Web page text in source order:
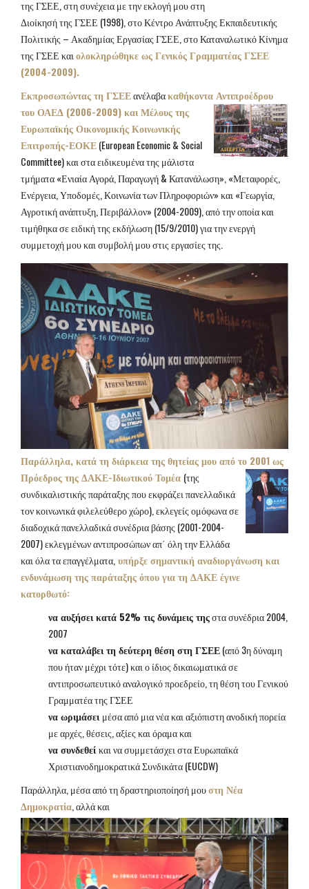
της ΓΣΕΕ, στη συνέχεια με την εκλογή μου στη
Διοίκησή της ΓΣΕΕ (1998), στο Κέντρο Ανάπτυξης Εκπαιδευτικής
Πολιτικής – Ακαδημίας Εργασίας ΓΣΕΕ, στο Καταναλωτικό Κίνημα
της ΓΣΕΕ καιολοκληρώθηκε ως Γενικός Γραμματέας ΓΣΕΕ
(2004-2009).
Εκπροσωπώντας τη ΓΣΕΕανέλαβακαθήκοντα Αντιπροέδρου
του ΟΑΕΔ (2006-2009) και Μέλουςτης
Ευρωπαϊκής Οικονομικής Κοινωνικής
Επιτροπής-ΕΟΚΕ(European Economic & Social
Committee) και στα ειδικευμένα της μάλιστα
τμήματα «Ενιαία Αγορά, Παραγωγή & Κατανάλωση», «Μεταφορές,
Ενέργεια, Υποδομές, Κοινωνία των Πληροφοριών» και «Γεωργία,
Αγροτική ανάπτυξη, Περιβάλλον» (2004-2009), από την οποία και
τιμήθηκα σε ειδική της εκδήλωση (15/9/2010) για την ενεργή
συμμετοχή μου και συμβολή μου στις εργασίες της.
Παράλληλα, κατά τη διάρκεια της θητείας μου από το 2001 ως
Πρόεδρος της ΔΑΚΕ-ΙδιωτικούΤομέα (της
συνδικαλιστικής παράταξης που εκφράζει πανελλαδικά
τον κοινωνικά φιλελεύθερο χώρο), εκλεγείς ομόφωνα σε
διαδοχικά πανελλαδικά συνέδρια βάσης (2001-2004-
2007) εκλεγμένων αντιπροσώπων απ΄ όλη την Ελλάδα
και όλα τα επαγγέλματα, υπήρξε σημαντική αναδιοργάνωση και
ενδυνάμωση της παράταξης όπου για τη ΔΑΚΕ έγινε
κατορθωτό:
να αυξήσει κατά 52% τις δυνάμεις τηςστα συνέδρια 2004,
2007
να καταλάβει τη δεύτερη θέση στη ΓΣΕΕ(από 3η δύναμη
που ήταν μέχρι τότε) και ο ίδιος δικαιωματικά σε
αντιπροσωπευτικό αναλογικό προεδρείο, τη θέση του Γενικού
Γραμματέα της ΓΣΕΕ
να ωριμάσει μέσα από μια νέα και αξιόπιστη ανοδική πορεία
με αρχές, θέσεις, αξίες και όραμα και
να συνδεθείκαι να συμμετάσχει στα Ευρωπαϊκά
Χριστιανοδημοκρατικά Συνδικάτα (EUCDW)
Παράλληλα, μέσα από τη δραστηριοποίησή μουστη Νέα
Δημοκρατία , αλλά και